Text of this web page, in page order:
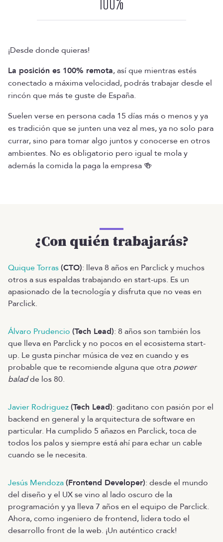
¡Desde donde quieras!
La posición es 100% remota, así que mientras estés
conectado a máxima velocidad, podrás trabajar desde el
rincón que más te guste de España.
Suelen verse en persona cada 15 días más o menos y ya
es tradición que se junten una vez al mes, ya no solo para
currar, sino para tomar algo juntos y conocerse en otros
ambientes. No es obligatorio pero igual te mola y
además la comida la paga la empresa 🍻
¿Con quién trabajarás?
Quique Torras(CTO): lleva 8 años en Parclick y muchos
otros a sus espaldas trabajando en start-ups. Es un
apasionado de la tecnología y disfruta que no veas en
Parclick.
Álvaro Prudencio (Tech Lead): 8 años son también los
que lleva en Parclick y no pocos en el ecosistema start-
up. Le gusta pinchar música de vez en cuando y es
probable que te recomiende alguna que otra power
baladde los 80.
Javier Rodriguez(Tech Lead): gaditano con pasión por el
backend en general y la arquitectura de software en
particular. Ha cumplido 5 añazos en Parclick, toca de
todos los palos y siempre está ahí para echar un cable
cuando se le necesita.
Jesús Mendoza(Frontend Developer): desde el mundo
del diseño y el UX se vino al lado oscuro de la
programación y ya lleva 7 años en el equipo de Parclick.
Ahora, como ingeniero de frontend, lidera todo el
desarrollo front de la web. ¡Un auténtico crack!